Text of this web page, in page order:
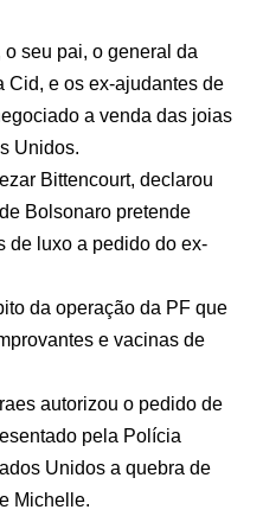
seu pai, o general da
Cid, e os ex-ajudantes de
a venda das joias
Unidos.
Bittencourt, declarou
Bolsonaro pretende
de luxo a pedido do ex-
da operação da PF que
e vacinas de
autorizou o pedido de
pela Polícia
Unidos a quebra de
Michelle.